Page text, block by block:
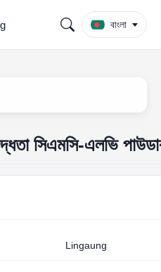
বাংলা
সিএমসি-এলভি
Lingaung